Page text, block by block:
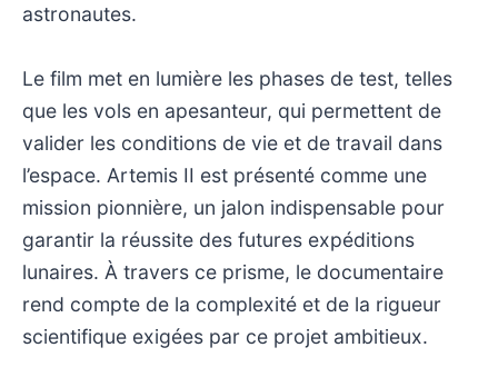
astronautes.
Le film met en lumière les phases de test, telles
que les vols en apesanteur, qui permettent de
valider les conditions de vie et de travail dans
l’espace. Artemis II est présenté comme une
mission pionnière, un jalon indispensable pour
garantir la réussite des futures expéditions
lunaires. À travers ce prisme, le documentaire
rend compte de la complexité et de la rigueur
scientifique exigées par ce projet ambitieux.